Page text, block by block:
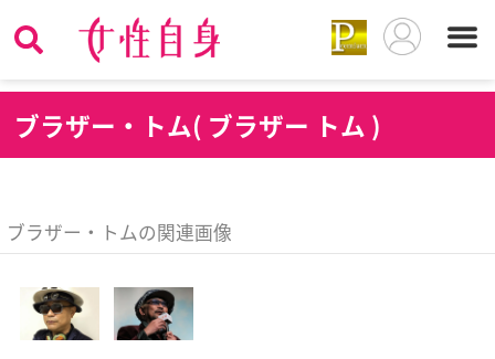
ブラザー・トム( ブラザー トム )
ブラザー・トムの関連画像